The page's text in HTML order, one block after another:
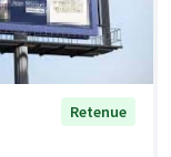
Retenue